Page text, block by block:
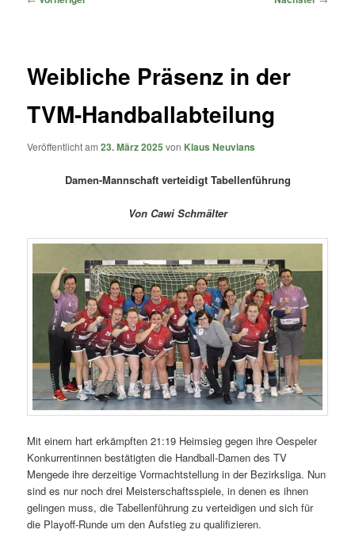
Weibliche Präsenz in der
TVM-Handballabteilung
Veröffentlicht am23. März 2025 von Klaus Neuvians
Damen-Mannschaft verteidigt Tabellenführung
Von Cawi Schmälter
Mit einem hart erkämpften 21:19 Heimsieg gegen ihre Oespeler
Konkurrentinnen bestätigten die Handball-Damen des TV
Mengede ihre derzeitige Vormachtstellung in der Bezirksliga. Nun
sind es nur noch drei Meisterschaftsspiele, in denen es ihnen
gelingen muss, die Tabellenführung zu verteidigen und sich für
die Playoff-Runde um den Aufstieg zu qualifizieren.